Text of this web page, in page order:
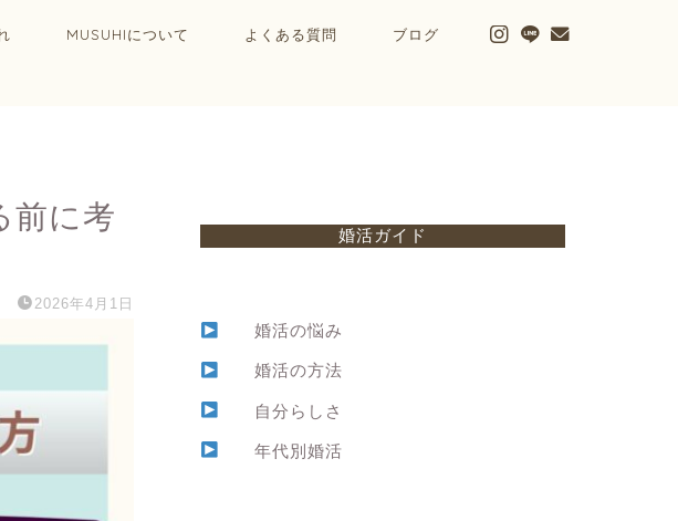
MUSUHIについて よくある質問 ブログ
前に考
2026年4月1日
婚活ガイド
婚活の悩み
婚活の方法
自分らしさ
年代別婚活